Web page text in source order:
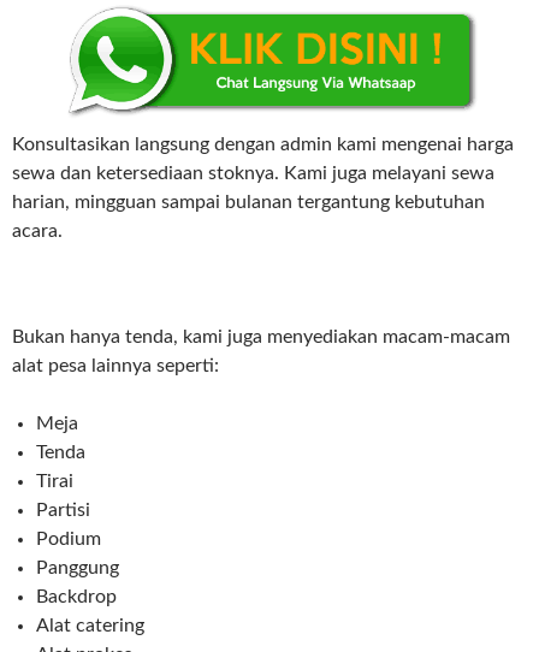
Konsultasikan langsung dengan admin kami mengenai harga
sewa dan ketersediaan stoknya. Kami juga melayani sewa
harian, mingguan sampai bulanan tergantung kebutuhan
acara.
Bukan hanya tenda, kami juga menyediakan macam-macam
alat pesa lainnya seperti:
Meja
Tenda
Tirai
Partisi
Podium
Panggung
Backdrop
Alat catering